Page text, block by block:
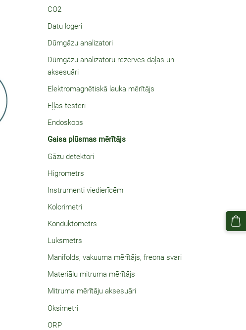
CO2
Datu logeri
Dūmgāzu analizatori
Dūmgāzu analizatoru rezerves daļas un
aksesuāri
Elektromagnētiskā lauka mērītājs
Eļļas testeri
Endoskops
Gaisa plūsmas mērītājs
Gāzu detektori
Higrometrs
Instrumenti viedierīcēm
Kolorimetri
Konduktometrs
Luksmetrs
Manifolds, vakuuma mērītājs, freona svari
Materiālu mitruma mērītājs
Mitruma mērītāju aksesuāri
Oksimetri
ORP